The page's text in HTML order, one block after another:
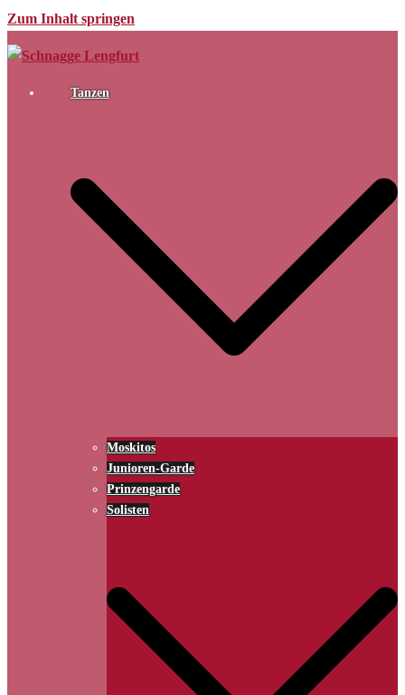
Zum Inhalt springen
Tanzen
Moskitos
Junioren-Garde
Prinzengarde
Solisten